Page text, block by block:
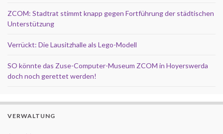
ZCOM: Stadtrat stimmt knapp gegen Fortführung der städtischen
Unterstützung
Verrückt: Die Lausitzhalle als Lego-Modell
SO könnte das Zuse-Computer-Museum ZCOM in Hoyerswerda
doch noch gerettet werden!
VERWALTUNG